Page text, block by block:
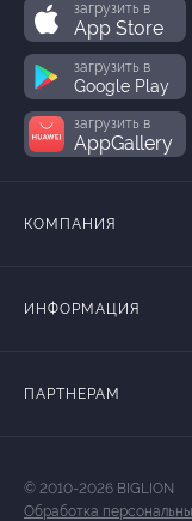
загрузить в
App Store
загрузить в
Google Play
загрузить в
AppGallery
КОМПАНИЯ
ИНФОРМАЦИЯ
ПАРТНЕРАМ
© 2010-2026 BIGLION
Обработка